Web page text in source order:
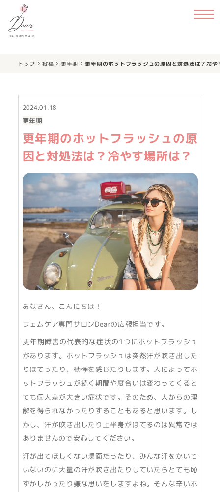
トップ › 投稿 › 更年期 › 更年期のホットフラッシュの原因と対処法は？冷や
2024.01.18
更年期
更年期のホットフラッシュの原
因と対処法は？冷やす場所は？
みなさん、こんにちは！
フェムケア専門サロンDearの広報担当です。
更年期障害の代表的な症状の1つにホットフラッシュ
があります。ホットフラッシュは突然汗が吹き出した
りほてったり、動悸を感じたりします。人によってホ
ットフラッシュが続く期間や度合いは変わってくると
ても個人差が大きい症状です。そのため、人からの理
解を得られなかったりすることもあると思います。し
かし、汗が吹き出したり上半身がほてるのは異常では
ありませんので安心してください。
汗が出てほしくない場面だったり、みんな汗をかいて
いないのに大量の汗が吹き出たりしていたらとても恥
ずかしかったり嫌な思いをしますよね。そんな辛いホ